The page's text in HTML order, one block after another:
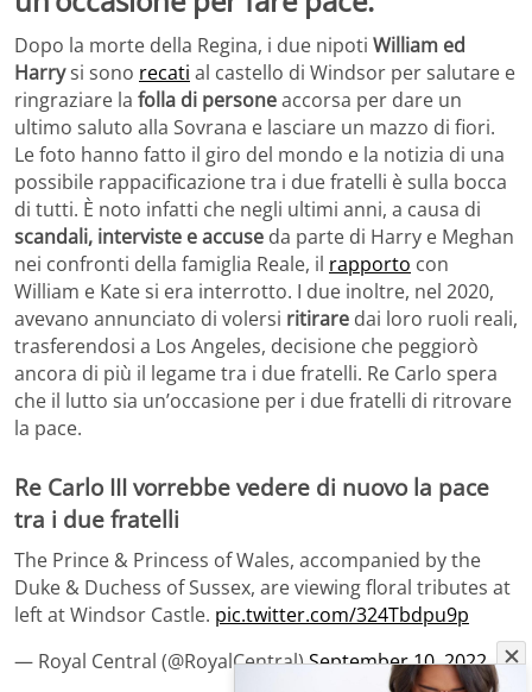
Dopo la morte della Regina, i due nipoti William ed
Harrysi sono recati al castello di Windsor per salutare e
ringraziare la folla di personeaccorsa per dare un
ultimo saluto alla Sovrana e lasciare un mazzo di fiori.
Le foto hanno fatto il giro del mondo e la notizia di una
possibile rappacificazione tra i due fratelli è sulla bocca
di tutti. È noto infatti che negli ultimi anni, a causa di
scandali, interviste e accuse da parte di Harry e Meghan
nei confronti della famiglia Reale, il rapporto con
William e Kate si era interrotto. I due inoltre, nel 2020,
avevano annunciato di volersi ritirare dai loro ruoli reali,
trasferendosi a Los Angeles, decisione che peggiorò
ancora di più il legame tra i due fratelli. Re Carlo spera
che il lutto sia un’occasione per i due fratelli di ritrovare
la pace.
Re Carlo III vorrebbe vedere di nuovo la pace
tra i due fratelli
The Prince & Princess of Wales, accompanied by the
Duke & Duchess of Sussex, are viewing floral tributes at
left at Windsor Castle. pic.twitter.com/324Tbdpu9p
— Royal Central (@RoyalCentral)September 10, 2022